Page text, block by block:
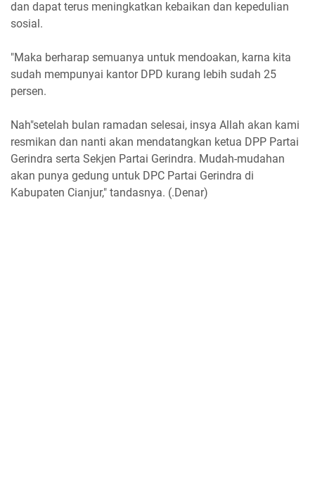
dan dapat terus meningkatkan kebaikan dan kepedulian
sosial.
"Maka berharap semuanya untuk mendoakan, karna kita
sudah mempunyai kantor DPD kurang lebih sudah 25
persen.
Nah"setelah bulan ramadan selesai, insya Allah akan kami
resmikan dan nanti akan mendatangkan ketua DPP Partai
Gerindra serta Sekjen Partai Gerindra. Mudah-mudahan
akan punya gedung untuk DPC Partai Gerindra di
Kabupaten Cianjur," tandasnya. (.Denar)